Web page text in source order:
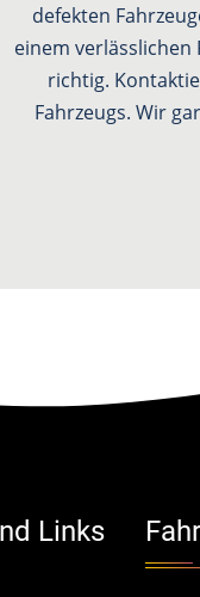
defekten
einem
richtig.
Fahrzeugs. Wir
Links